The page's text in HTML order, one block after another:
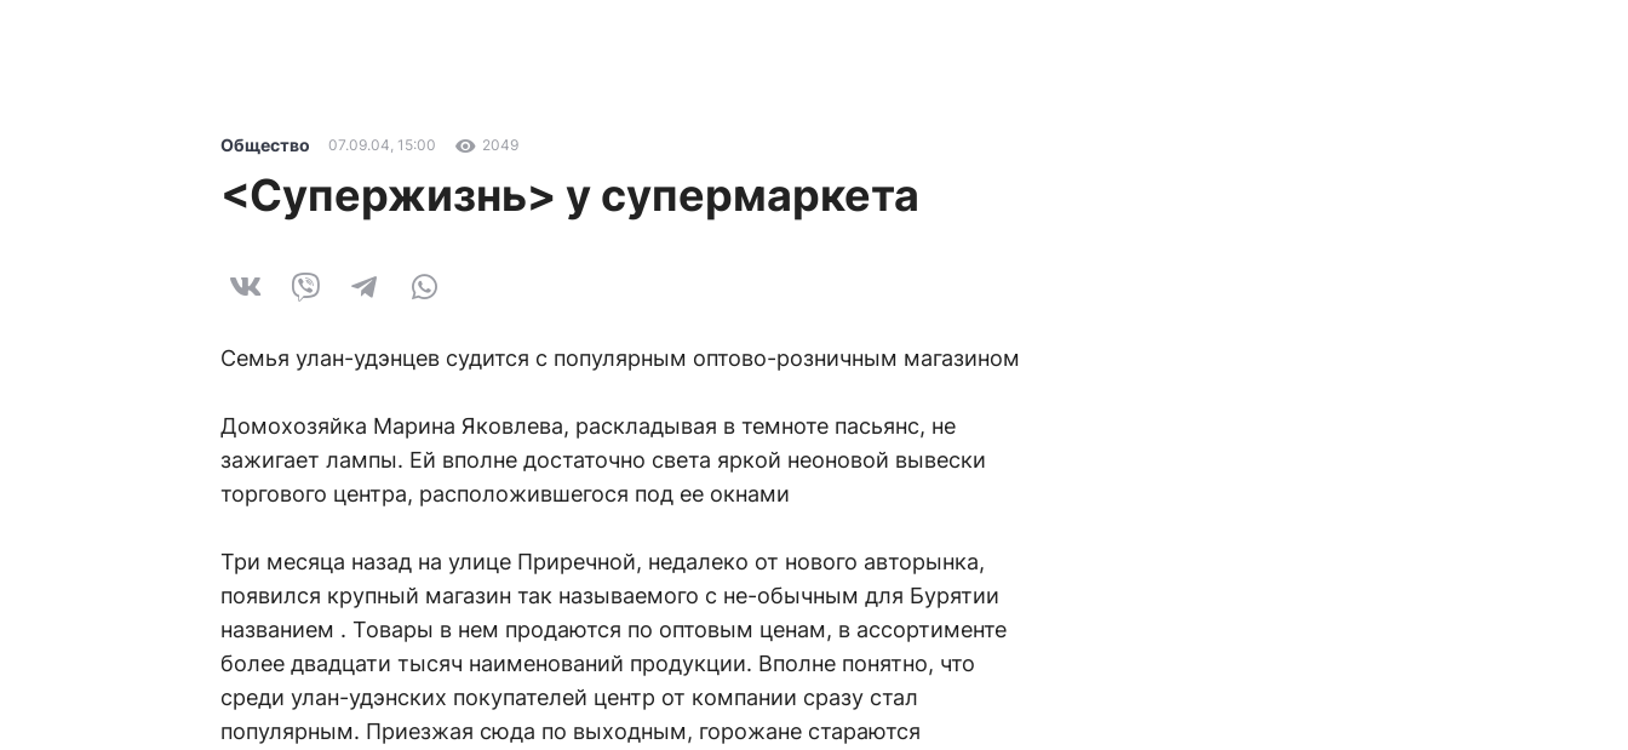
Общество 07.09.04, 15:00 2049
<Супержизнь> у супермаркета
Семья улан-удэнцев судится с популярным оптово-розничным магазином
Домохозяйка Марина Яковлева, раскладывая в темноте пасьянс, не
зажигает лампы. Ей вполне достаточно света яркой неоновой вывески
торгового центра, расположившегося под ее окнами
Три месяца назад на улице Приречной, недалеко от нового авторынка,
появился крупный магазин так называемого с не-обычным для Бурятии
названием . Товары в нем продаются по оптовым ценам, в ассортименте
более двадцати тысяч наименований продукции. Вполне понятно, что
среди улан-удэнских покупателей центр от компании сразу стал
популярным. Приезжая сюда по выходным, горожане стараются